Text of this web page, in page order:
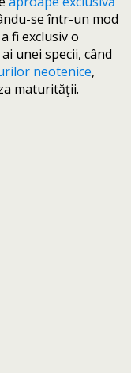
se într-un mod
fi exclusiv o
unei specii, când
neotenice,
maturităţii.